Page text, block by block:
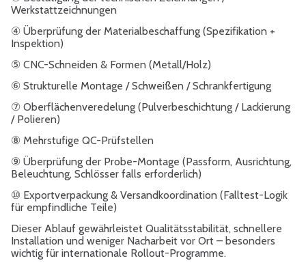
Werkstattzeichnungen
④ Überprüfung der Materialbeschaffung (Spezifikation +
Inspektion)
⑤ CNC-Schneiden & Formen (Metall/Holz)
⑥ Strukturelle Montage / Schweißen / Schrankfertigung
⑦ Oberflächenveredelung (Pulverbeschichtung / Lackierung
/ Polieren)
⑧ Mehrstufige QC-Prüfstellen
⑨ Überprüfung der Probe-Montage (Passform, Ausrichtung,
Beleuchtung, Schlösser falls erforderlich)
⑩ Exportverpackung & Versandkoordination (Falltest-Logik
für empfindliche Teile)
Dieser Ablauf gewährleistet Qualitätsstabilität, schnellere
Installation und weniger Nacharbeit vor Ort – besonders
wichtig für internationale Rollout-Programme.